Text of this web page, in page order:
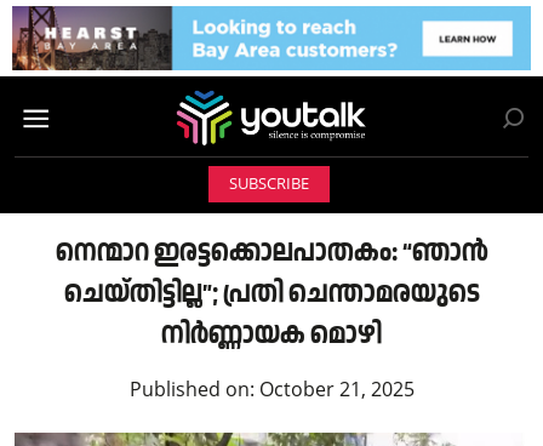
SUBSCRIBE
നെന്മാറ ഇരട്ടക്കൊലപാതകം: “ഞാൻ
ചെയ്തിട്ടില്ല”; പ്രതി ചെന്താമരയുടെ
നിർണ്ണായക മൊഴി
Published on: October 21, 2025